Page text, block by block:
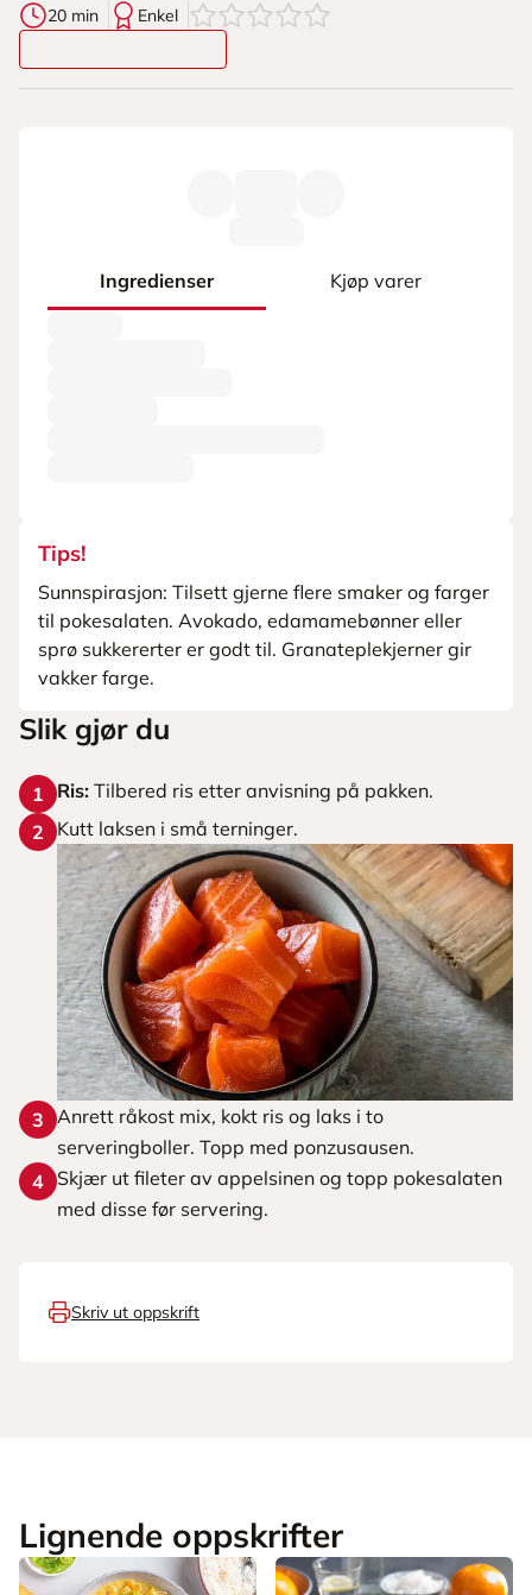
20 min Enkel 0av5stjerner
Ingredienser Kjøp varer
Tips!
Sunnspirasjon: Tilsett gjerne flere smaker og farger
til pokesalaten. Avokado, edamamebønner eller
sprø sukkererter er godt til. Granateplekjerner gir
vakker farge.
Slik gjør du
1 Ris: Tilbered ris etter anvisning på pakken.
2
Kutt laksen i små terninger.
3 Anrett råkost mix, kokt ris og laks i to
serveringboller. Topp med ponzusausen.
4 Skjær ut fileter av appelsinen og topp pokesalaten
med disse før servering.
Skriv ut oppskrift
Lignende oppskrifter